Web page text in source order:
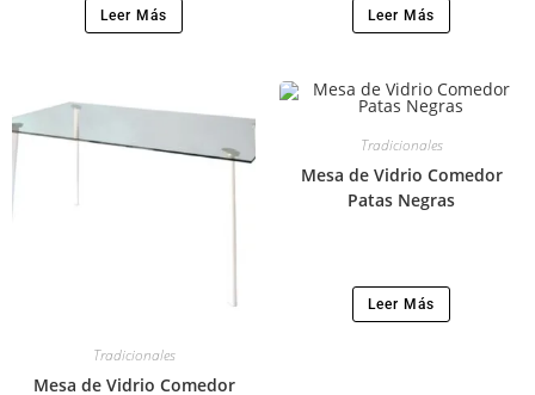
Leer Más Leer Más
Tradicionales
Mesa de Vidrio Comedor
Tradicionales
Mesa de Vidrio Comedor
Patas Negras
Leer Más